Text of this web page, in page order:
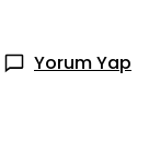
Yorum Yap